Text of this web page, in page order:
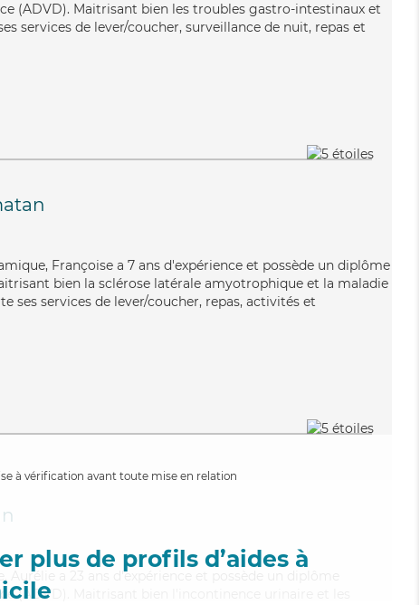
(ADVD). Maitrisant bien les troubles gastro-intestinaux et
services de lever/coucher, surveillance de nuit, repas et
Françoise a 7 ans d'expérience et possède un diplôme
bien la sclérose latérale amyotrophique et la maladie
ses services de lever/coucher, repas, activités et
à vérification avant toute mise en relation
plus de profils d’aides à
Aurélie a 23 ans d'expérience et possède un diplôme
(ADVD). Maitrisant bien l'incontinence urinaire et les